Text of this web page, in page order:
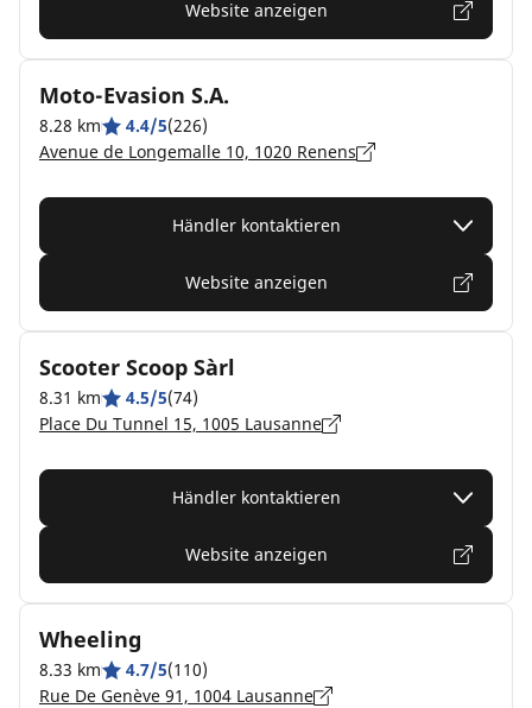
Website anzeigen
Moto-Evasion S.A.
8.28 km 4.4/5(226)
Avenue de Longemalle 10, 1020 Renens
Händler kontaktieren
Website anzeigen
Scooter Scoop Sàrl
8.31 km 4.5/5(74)
Place Du Tunnel 15, 1005 Lausanne
Händler kontaktieren
Website anzeigen
Wheeling
8.33 km 4.7/5(110)
Rue De Genève 91, 1004 Lausanne